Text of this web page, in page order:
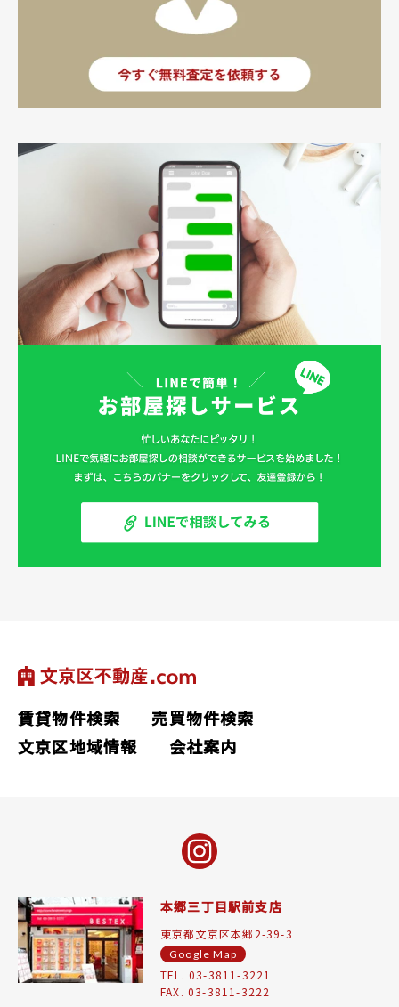
賃貸物件検索
売買物件検索
文京区地域情報
会社案内
本郷三丁目駅前支店
東京都文京区本郷2-39-3
Google Map
TEL. 03-3811-3221
FAX. 03-3811-3222